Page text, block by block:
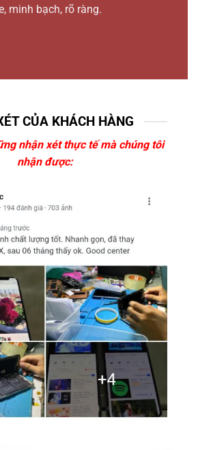
minh bạch, rõ ràng.
CỦA KHÁCH HÀNG
nhận xét thực tế mà chúng tôi
nhận được: